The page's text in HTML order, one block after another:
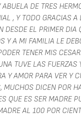
ABUELA DE TRES
, Y TODO GRACIAS A
DESDE EL PRIMER DIA
Y A MI FAMILIA LE
TENER MIS
TUVE LAS FUERZAS
Y AMOR PARA VER Y
MUCHOS DICEN POR
QUE ES SER MADRE
AL 100 POR